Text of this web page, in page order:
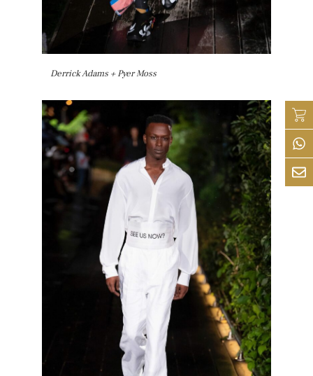
Derrick Adams + Pyer Moss